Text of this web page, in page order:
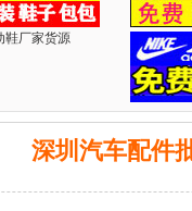
深圳汽车配件